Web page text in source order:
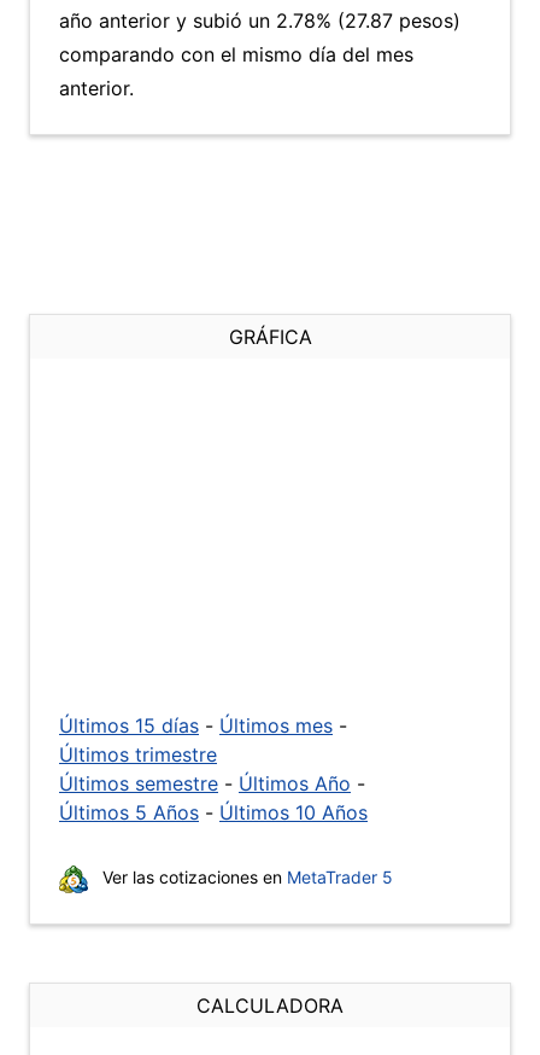
año anterior y subió un 2.78% (27.87 pesos)
comparando con el mismo día del mes
anterior.
GRÁFICA
Últimos 15 días - Últimos mes -
Últimos trimestre
Últimos semestre - Últimos Año -
Últimos 5 Años - Últimos 10 Años
Ver las cotizaciones en MetaTrader 5
CALCULADORA